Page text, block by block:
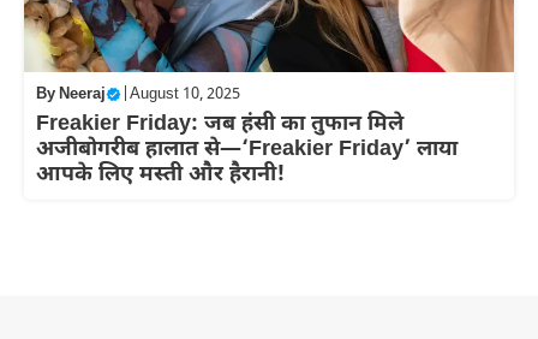
ByNeeraj August 10, 2025
Freakier Friday: जब हंसी का तुफान मिले
अजीबोगरीब हालात से—‘Freakier Friday’ लाया
आपके लिए मस्ती और हैरानी!